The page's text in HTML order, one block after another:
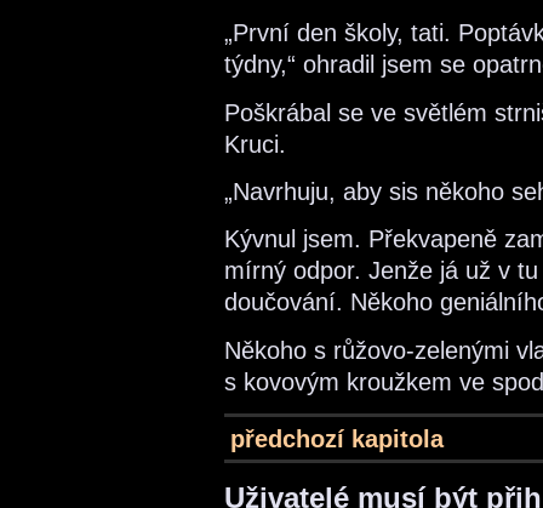
„První den školy, tati.
týdny,“ ohradil jsem se
Poškrábal se ve světlém
Kruci.
„Navrhuju, aby sis někoho
Kývnul jsem. Překvapeně
mírný odpor. Jenže já už v
doučování. Někoho
Někoho s růžovo-zelenými
s kovovým kroužkem ve
předchozí kapitola
Uživatelé musí být